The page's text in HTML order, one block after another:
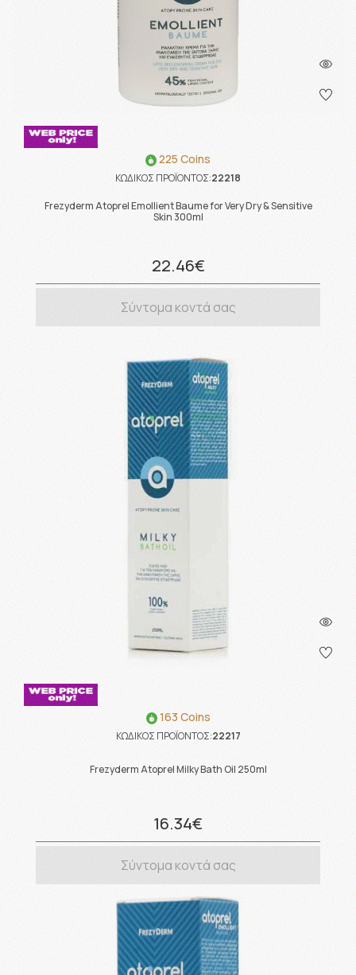
225 Coins
ΚΩΔΙΚΟΣ ΠΡΟΪΟΝΤΟΣ:22218
Frezyderm Atoprel Emollient Baume for Very Dry & Sensitive
Skin 300ml
22.46€
Σύντομα κοντά σας
163 Coins
ΚΩΔΙΚΟΣ ΠΡΟΪΟΝΤΟΣ:22217
Frezyderm Atoprel Milky Bath Oil 250ml
16.34€
Σύντομα κοντά σας